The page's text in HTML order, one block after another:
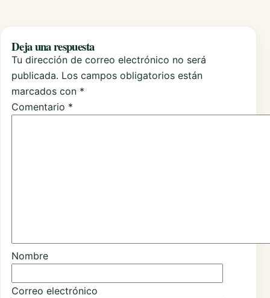
Deja una respuesta
Tu dirección de correo electrónico no será
publicada. Los campos obligatorios están
marcados con *
Comentario *
Nombre
Correo electrónico